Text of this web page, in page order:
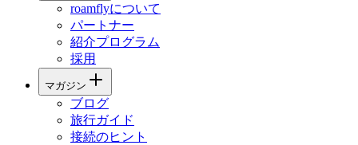
roamflyについて
パートナー
紹介プログラム
採用
マガジン
ブログ
旅行ガイド
接続のヒント